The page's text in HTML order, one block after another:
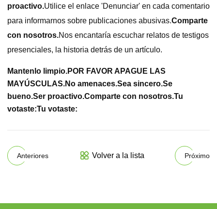
proactivo.Utilice el enlace 'Denunciar' en cada comentario
para informarnos sobre publicaciones abusivas.Comparte
con nosotros.Nos encantaría escuchar relatos de testigos
presenciales, la historia detrás de un artículo.
Mantenlo limpio.POR FAVOR APAGUE LAS
MAYÚSCULAS.No amenaces.Sea sincero.Se
bueno.Ser proactivo.Comparte con nosotros.Tu
votaste:Tu votaste:
Anteriores Volver a la lista Próximo